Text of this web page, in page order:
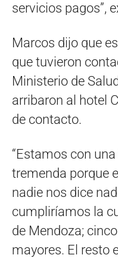
servicios pagos”,
Marcos dijo que
que tuvieron
Ministerio de
arribaron al hotel
de contacto.
“Estamos con
tremenda porque
nadie nos dice
cumpliríamos la
de Mendoza;
mayores. El resto